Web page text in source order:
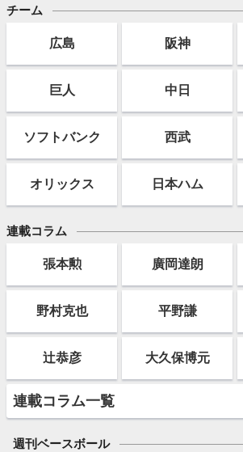
チーム
広島 阪神
巨人 中日
ソフトバンク 西武
オリックス 日本ハム
連載コラム
張本勲 廣岡達朗
野村克也 平野謙
辻恭彦 大久保博元
連載コラム一覧
週刊ベースボール